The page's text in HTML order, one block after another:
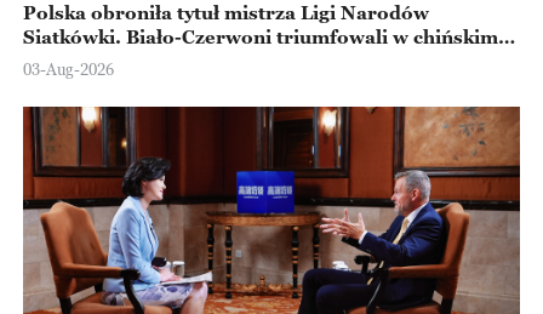
Polska obroniła tytuł mistrza Ligi Narodów
Siatkówki. Biało-Czerwoni triumfowali w chińskim
Ningbo
03-Aug-2026